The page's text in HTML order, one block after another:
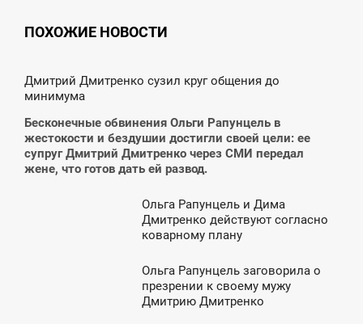
ПОХОЖИЕ НОВОСТИ
Дмитрий Дмитренко сузил круг общения до
минимума
Бесконечные обвинения Ольги Рапунцель в
жестокости и бездушии достигли своей цели: ее
супруг Дмитрий Дмитренко через СМИ передал
жене, что готов дать ей развод.
Ольга Рапунцель и Дима
Дмитренко действуют согласно
коварному плану
Ольга Рапунцель заговорила о
презрении к своему мужу
Дмитрию Дмитренко